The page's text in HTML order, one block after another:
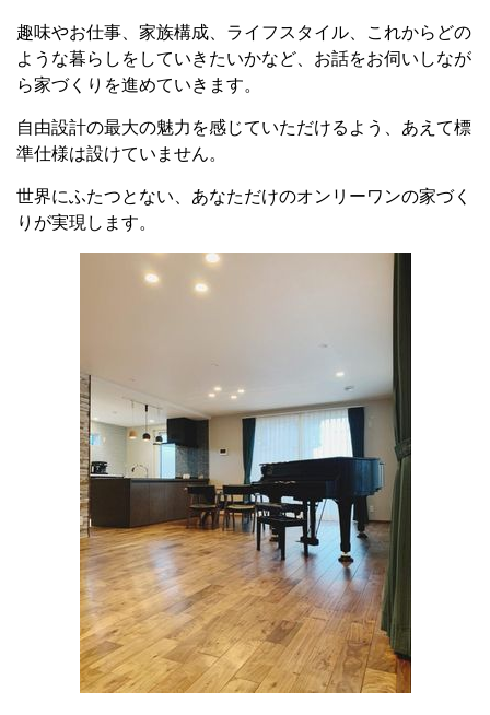
趣味やお仕事、家族構成、ライフスタイル、これからどの
ような暮らしをしていきたいかなど、お話をお伺いしなが
ら家づくりを進めていきます。
自由設計の最大の魅力を感じていただけるよう、あえて標
準仕様は設けていません。
世界にふたつとない、あなただけのオンリーワンの家づく
りが実現します。